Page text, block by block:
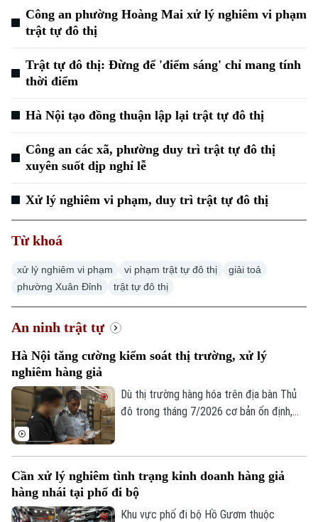
Xu hướng
Công an phường Hoàng Mai xử lý nghiêm vi phạm
trật tự đô thị
Trật tự đô thị: Đừng để 'điểm sáng' chỉ mang tính
thời điểm
Hà Nội tạo đồng thuận lập lại trật tự đô thị
Công an các xã, phường duy trì trật tự đô thị
xuyên suốt dịp nghỉ lễ
Xử lý nghiêm vi phạm, duy trì trật tự đô thị
Từ khoá
xử lý nghiêm vi phạm vi phạm trật tự đô thị
giải toả
phường Xuân Đỉnh
trật tự đô thị
An ninh trật tự
Hà Nội tăng cường kiểm soát thị trường, xử lý
nghiêm hàng giả
Dù thị trường hàng hóa trên địa bàn Thủ
đô trong tháng 7/2026 cơ bản ổn định,
Quản lý thị trường Hà Nội đang tiếp tục
siết chặt kiểm soát, đặc biệt là trên môi
trường thương mại điện tử.
Cần xử lý nghiêm tình trạng kinh doanh hàng giả
hàng nhái tại phố đi bộ
Khu vực phố đi bộ Hồ Gươm thuộc